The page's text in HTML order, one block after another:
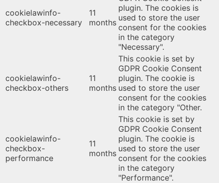
cookielawinfo-
checkbox-necessary
11
months
plugin. The cookies is
used to store the user
consent for the cookies
in the category
"Necessary".
cookielawinfo-
checkbox-others
11
months
This cookie is set by
GDPR Cookie Consent
plugin. The cookie is
used to store the user
consent for the cookies
in the category "Other.
cookielawinfo-
checkbox-
performance
11
months
This cookie is set by
GDPR Cookie Consent
plugin. The cookie is
used to store the user
consent for the cookies
in the category
"Performance".